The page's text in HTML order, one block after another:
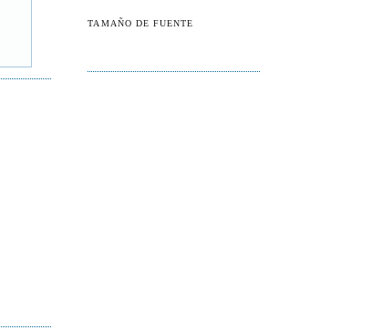
TAMAÑO DE FUENTE